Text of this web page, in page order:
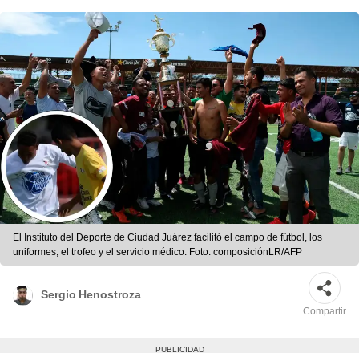
El Instituto del Deporte de Ciudad Juárez facilitó el campo de fútbol, los
uniformes, el trofeo y el servicio médico. Foto: composiciónLR/AFP
Sergio Henostroza
Compartir